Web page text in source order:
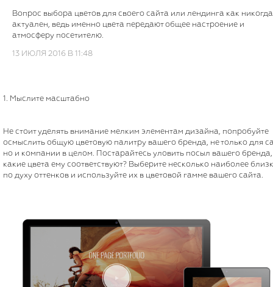
Вопрос выбора цветов для своего сайта или лендинга как никогда
актуален, ведь именно цвета передают общее настроение и
атмосферу посетителю.
13 ИЮЛЯ 2016 В 11:48
1. Мыслите масштабно
Не стоит уделять внимание мелким элементам дизайна, попробуйте
осмыслить общую цветовую палитру вашего бренда, не только для
но и компании в целом. Постарайтесь уловить посыл вашего бренда,
какие цвета ему соответствуют? Выберите несколько наиболее
по духу оттенков и используйте их в цветовой гамме вашего сайта.